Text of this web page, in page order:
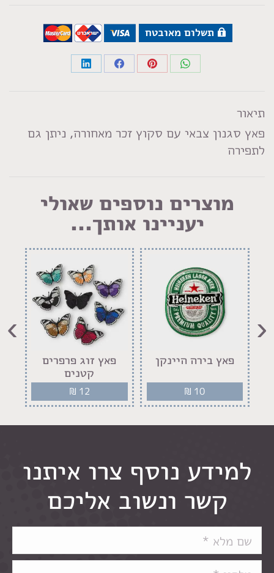
תשלום מאובטח
Share
Share
Share
Share
תיאור
פאץ סגנון צבאי עם סקוץ זכר מאחורה, ניתן גם
לתפירה
מוצרים נוספים שאולי
יעניינו אותך...
פאץ בירה היינקן
₪ 10
פאץ זוג פרפרים
קטנים
₪ 12
‹
›
למידע נוסף צרו איתנו
קשר ונשוב אליכם